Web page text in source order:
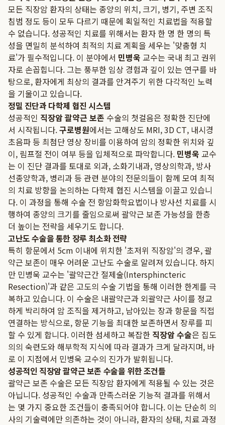
모든 직장암 환자의 상태는 종양의 위치, 크기, 병기, 주변 조직
침범 정도 등이 모두 다르기 때문에 획일적인 치료법을 적용할
수 없습니다. 성공적인 치료를 위해서는 환자 한 명 한 명의 특
성을 면밀히 분석하여 최적의 치료 계획을 세우는 '맞춤형 치
료'가 필수적입니다. 이 분야에서 민병욱 교수는 국내 최고 권위
자로 손꼽힙니다. 그는 풍부한 임상 경험과 깊이 있는 연구를 바
탕으로, 환자에게 최상의 결과를 안겨주기 위한 다각적인 노력
을 기울이고 있습니다.
정밀 진단과 다학제 협진 시스템
성공적인 직장암 괄약근 보존 수술의 첫걸음은 정확한 진단에
서 시작됩니다.구로병원에서는 고해상도 MRI, 3D CT, 내시경
초음파 등 최첨단 영상 장비를 이용하여 암의 정확한 위치와 깊
이, 림프절 전이 여부 등을 입체적으로 파악합니다. 민병욱 교수
는 이 진단 결과를 토대로 외과, 소화기내과, 영상의학과, 방사
선종양학과, 병리과 등 관련 분야의 전문의들이 함께 모여 최적
의 치료 방향을 논의하는 다학제 협진 시스템을 이끌고 있습니
다. 이 과정을 통해 수술 전 항암화학요법이나 방사선 치료를 시
행하여 종양의 크기를 줄임으로써 괄약근 보존 가능성을 한층
더 높이는 전략을 세우기도 합니다.
고난도 수술을 통한 장루 최소화 전략
특히 항문에서 5cm 이내에 위치한 '초저위 직장암'의 경우, 괄
약근 보존이 매우 어려운 고난도 수술로 알려져 있습니다. 하지
만 민병욱 교수는 '괄약근간 절제술(Intersphincteric
Resection)'과 같은 고도의 수술 기법을 통해 이러한 한계를 극
복하고 있습니다. 이 수술은 내괄약근과 외괄약근 사이를 정교
하게 박리하여 암 조직을 제거하고, 남아있는 장과 항문을 직접
연결하는 방식으로, 항문 기능을 최대한 보존하면서 장루를 피
할 수 있게 합니다. 이러한 섬세하고 복잡한 직장암 수술은 집도
의의 숙련도와 해부학적 지식에 따라 결과가 크게 달라지며, 바
로 이 지점에서 민병욱 교수의 진가가 발휘됩니다.
성공적인 직장암 괄약근 보존 수술을 위한 조건들
괄약근 보존 수술은 모든 직장암 환자에게 적용될 수 있는 것은
아닙니다. 성공적인 수술과 만족스러운 기능적 결과를 위해서
는 몇 가지 중요한 조건들이 충족되어야 합니다. 이는 단순히 의
사의 기술력에만 의존하는 것이 아니라, 환자의 상태, 치료 과정